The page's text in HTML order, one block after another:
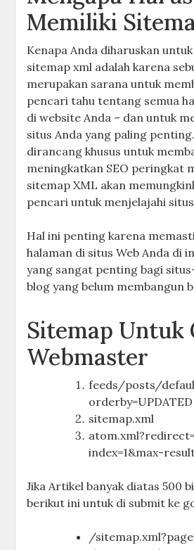
Memiliki
Kenapa Anda diharuskan
sitemap xml adalah karena
merupakan sarana untuk
pencari tahu tentang semua
di website Anda – dan untuk
situs Anda yang paling
dirancang khusus untuk
meningkatkan SEO peringkat
sitemap XML akan
pencari untuk menjelajahi
Hal ini penting karena
halaman di situs Web Anda di
yang sangat penting bagi
blog yang belum membangun
Sitemap Untuk
Webmaster
feeds/posts/
orderby=UPDATED
sitemap.xml
index=1&max-
Jika Artikel banyak diatas 500
berikut ini untuk di submit ke
/